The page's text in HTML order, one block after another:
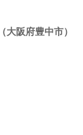
大阪府豊中市）